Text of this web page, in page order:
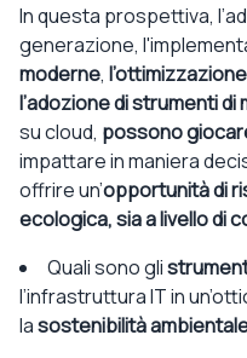
In questa prospettiva,
generazione,
moderne,
l’adozione di strumenti
su cloud, possono
impattare in maniera
offrireun’opportunità di
ecologica, sia a livello di
Quali sono gli
l’infrastruttura IT in
lasostenibilità